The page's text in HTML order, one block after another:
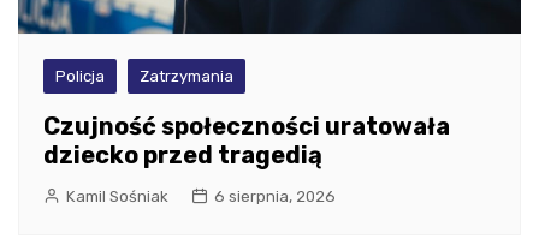
Policja Zatrzymania
Czujność społeczności uratowała
dziecko przed tragedią
Kamil Sośniak 6 sierpnia, 2026